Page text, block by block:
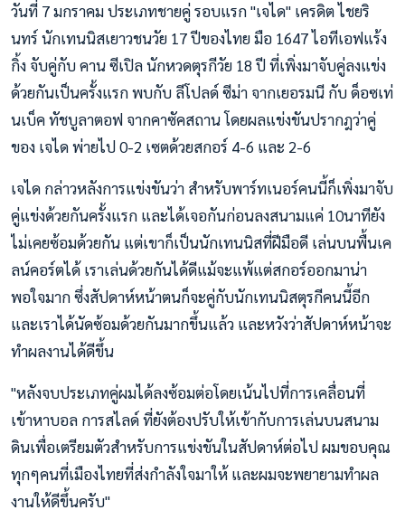
วันที่ 7 มกราคม ประเภทชายคู่ รอบแรก "เจได" เครดิต ไชยริ
นทร์ นักเทนนิสเยาวชนวัย 17 ปีของไทย มือ 1647 ไอทีเอฟแร้ง
กิ้ง จับคู่กับ คาน ซีเปิล นักหวดตุรกีวัย 18 ปี ที่เพิ่งมาจับคู่ลงแข่ง
ด้วยกันเป็นครั้งแรก พบกับ ลีโปลด์ ซีม่า จากเยอรมนี กับ ด็อซเท่
นเบ็ค ทัชบูลาตอฟ จากคาซัคสถาน โดยผลแข่งขันปรากฎว่าคู่
ของ เจได พ่ายไป 0-2 เซตด้วยสกอร์ 4-6 และ 2-6
เจได กล่าวหลังการแข่งขันว่า สำหรับพาร์ทเนอร์คนนี้ก็เพิ่งมาจับ
คู่แข่งด้วยกันครั้งแรก และได้เจอกันก่อนลงสนามแค่ 10นาทียัง
ไม่เคยซ้อมด้วยกัน แต่เขาก็เป็นนักเทนนิสที่ฝีมือดี เล่นบนพื้นเค
ลน์คอร์ตได้ เราเล่นด้วยกันได้ดีแม้จะแพ้แต่สกอร์ออกมาน่า
พอใจมาก ซึ่งสัปดาห์หน้าตนก็จะคู่กับนักเทนนิสตุรกีคนนี้อีก
และเราได้นัดซ้อมด้วยกันมากขึ้นแล้ว และหวังว่าสัปดาห์หน้าจะ
ทำผลงานได้ดีขึ้น
"หลังจบประเภทคู่ผมได้ลงซ้อมต่อโดยเน้นไปที่การเคลื่อนที่
เข้าหาบอล การสไลด์ ที่ยังต้องปรับให้เข้ากับการเล่นบนสนาม
ดินเพื่อเตรียมตัวสำหรับการแข่งขันในสัปดาห์ต่อไป ผมขอบคุณ
ทุกๆคนที่เมืองไทยที่ส่งกำลังใจมาให้ และผมจะพยายามทำผล
งานให้ดีขึ้นครับ"